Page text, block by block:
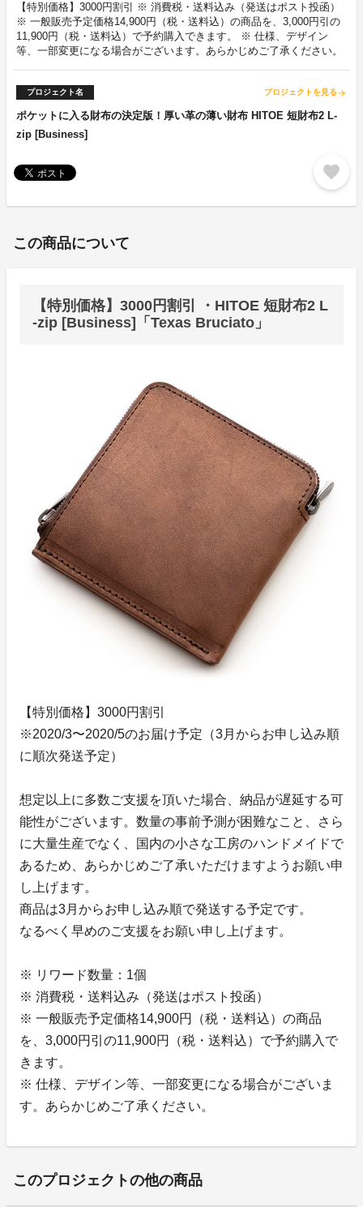
【特別価格】3000円割引 ※ 消費税・送料込み（発送はポスト投函）
※ 一般販売予定価格14,900円（税・送料込）の商品を、3,000円引の
11,900円（税・送料込）で予約購入できます。 ※ 仕様、デザイン
等、一部変更になる場合がございます。あらかじめご了承ください。
プロジェクト名 プロジェクトを見る arrow_forward
ポケットに入る財布の決定版！厚い革の薄い財布 HITOE 短財布2 L-
zip [Business]
favorite
この商品について
【特別価格】3000円割引 ・HITOE 短財布2 L
-zip [Business]「Texas Bruciato」
【特別価格】3000円割引
※2020/3〜2020/5のお届け予定（3月からお申し込み順
に順次発送予定）
想定以上に多数ご支援を頂いた場合、納品が遅延する可
能性がございます。数量の事前予測が困難なこと、さら
に大量生産でなく、国内の小さな工房のハンドメイドで
あるため、あらかじめご了承いただけますようお願い申
し上げます。
商品は3月からお申し込み順で発送する予定です。
なるべく早めのご支援をお願い申し上げます。
※ リワード数量：1個
※ 消費税・送料込み（発送はポスト投函）
※ 一般販売予定価格14,900円（税・送料込）の商品
を、3,000円引の11,900円（税・送料込）で予約購入で
きます。
※ 仕様、デザイン等、一部変更になる場合がございま
す。あらかじめご了承ください。
このプロジェクトの他の商品